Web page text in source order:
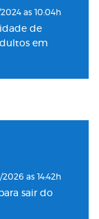
as 10:04h
de
em
unidade no
2026 as 14:42h
sair do